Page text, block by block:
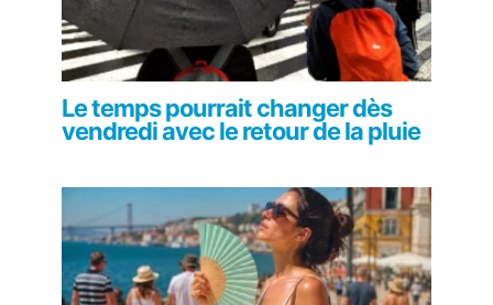
Le temps pourrait changer dès
vendredi avec le retour de la pluie